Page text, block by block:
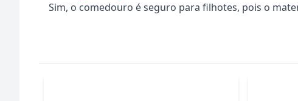
Sim, o comedouro é seguro para filhotes, pois o